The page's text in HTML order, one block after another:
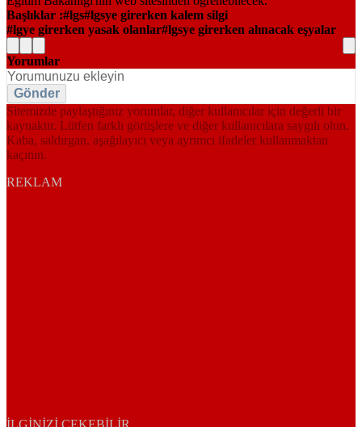
Başlıklar : lgs lgsye girerken kalem silgi
lgye girerken yasak olanlar lgsye girerken alınacak eşyalar
Yorumlar
Gönder
Sitemizde paylaştığınız yorumlar, diğer kullanıcılar için değerli bir
kaynaktır. Lütfen farklı görüşlere ve diğer kullanıcılara saygılı olun.
Kaba, saldırgan, aşağılayıcı veya ayrımcı ifadeler kullanmaktan
kaçının.
REKLAM
İLGINIZI ÇEKEBILIR